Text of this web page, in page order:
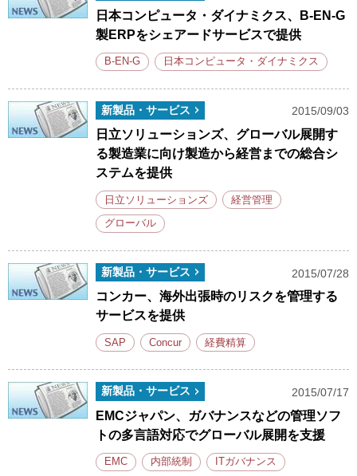
日本コンピュータ・ダイナミクス、B-EN-G
製ERPをシェアードサービスで提供
B-EN-G 日本コンピュータ・ダイナミクス
新製品・サービス 2015/09/03
日立ソリューションズ、グローバル展開す
る製造業に向け製造から経営までの総合シ
ステムを提供
日立ソリューションズ 経営管理
グローバル
新製品・サービス 2015/07/28
コンカー、海外出張時のリスクを管理する
サービスを提供
SAP Concur 経費精算
新製品・サービス 2015/07/17
EMCジャパン、ガバナンスなどの管理ソフ
トの多言語対応でグローバル展開を支援
EMC 内部統制 ITガバナンス